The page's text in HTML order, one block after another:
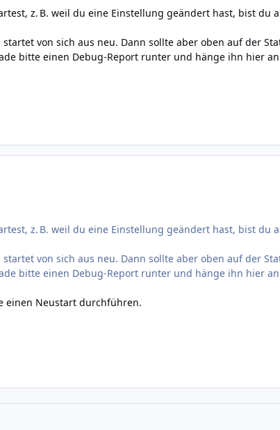
z. B. weil du eine Einstellung geändert hast, bist du
von sich aus neu. Dann sollte aber oben auf der
bitte einen Debug-Report runter und hänge ihn hier
z. B. weil du eine Einstellung geändert hast, bist du
von sich aus neu. Dann sollte aber oben auf der
bitte einen Debug-Report runter und hänge ihn hier
einen Neustart durchführen.